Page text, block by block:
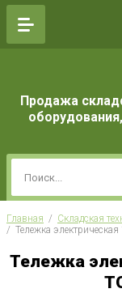
Продажа
Главная
  /
Складская
/  Тележка
Тележка